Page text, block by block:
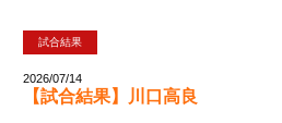
試合結果
2026/07/14
【試合結果】川口高良